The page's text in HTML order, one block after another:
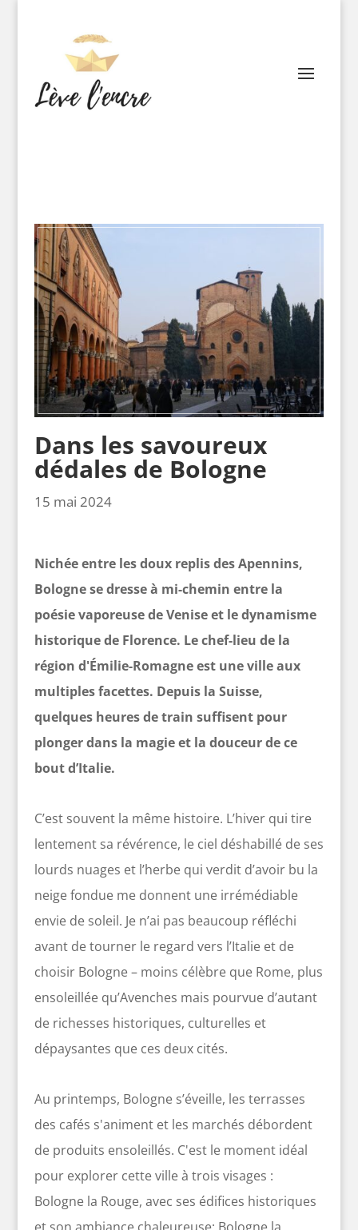
Dans les savoureux
dédales de Bologne
15 mai 2024
Nichée entre les doux replis des Apennins,
Bologne se dresse à mi-chemin entre la
poésie vaporeuse de Venise et le dynamisme
historique de Florence. Le chef-lieu de la
région d'Émilie-Romagne est une ville aux
multiples facettes. Depuis la Suisse,
quelques heures de train suffisent pour
plonger dans la magie et la douceur de ce
bout d’Italie.
C’est souvent la même histoire. L’hiver qui tire
lentement sa révérence, le ciel déshabillé de ses
lourds nuages et l’herbe qui verdit d’avoir bu la
neige fondue me donnent une irrémédiable
envie de soleil. Je n’ai pas beaucoup réfléchi
avant de tourner le regard vers l’Italie et de
choisir Bologne – moins célèbre que Rome, plus
ensoleillée qu’Avenches mais pourvue d’autant
de richesses historiques, culturelles et
dépaysantes que ces deux cités.
Au printemps, Bologne s’éveille, les terrasses
des cafés s'animent et les marchés débordent
de produits ensoleillés. C'est le moment idéal
pour explorer cette ville à trois visages :
Bologne la Rouge, avec ses édifices historiques